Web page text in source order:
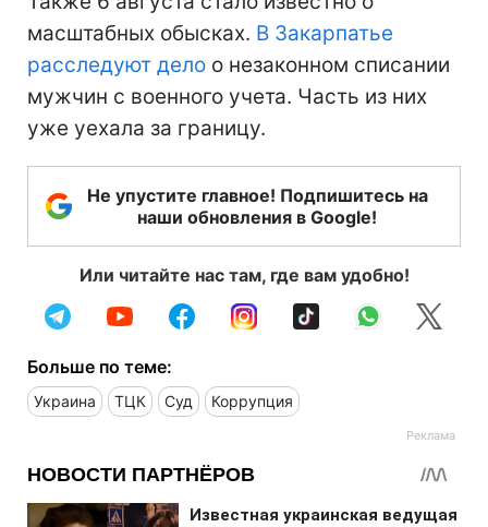
масштабных обысках. В Закарпатье
расследуют дело о незаконном списании
мужчин с военного учета. Часть из них
уже уехала за границу.
Не упустите главное! Подпишитесь на
наши обновления в Google!
Или читайте нас там, где вам удобно!
Больше по теме:
Украина ТЦК Суд Коррупция